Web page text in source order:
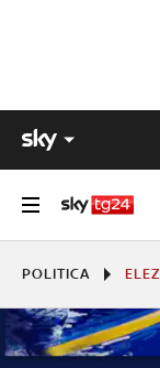
POLITICA